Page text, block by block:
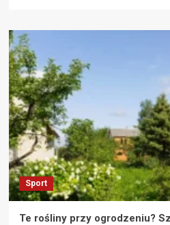
Sport
Te rośliny przy ogrodzeniu?